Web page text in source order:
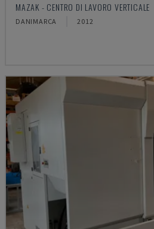
MAZAK - CENTRO DI LAVORO VERTICALE
DANIMARCA 2012